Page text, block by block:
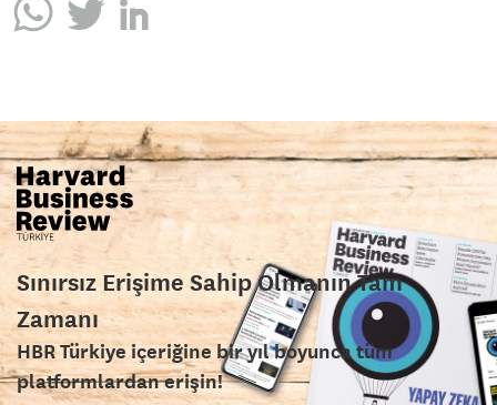
Sınırsız Erişime Sahip Olmanın Tam
Zamanı
HBR Türkiye içeriğine bir yıl boyunca tüm
platformlardan erişin!